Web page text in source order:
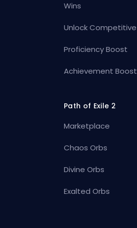
Wins
Unlock Competitive
Proficiency Boost
Achievement Boost
Path of Exile 2
Marketplace
Chaos Orbs
Divine Orbs
Exalted Orbs